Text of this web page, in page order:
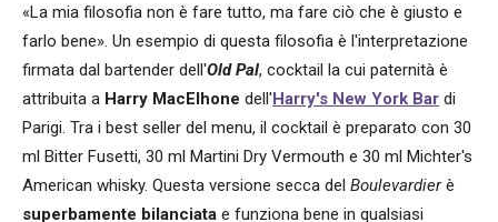
«La mia filosofia non è fare tutto, ma fare ciò che è giusto e
farlo bene». Un esempio di questa filosofia è l'interpretazione
firmata dal bartender dell'Old Pal, cocktail la cui paternità è
attribuita a Harry MacElhone dell'Harry's New York Bar di
Parigi. Tra i best seller del menu, il cocktail è preparato con 30
ml Bitter Fusetti, 30 ml Martini Dry Vermouth e 30 ml Michter's
American whisky. Questa versione secca del Boulevardierè
superbamente bilanciata e funziona bene in qualsiasi